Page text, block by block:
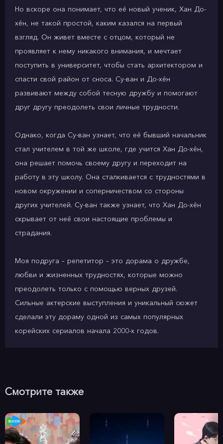
Но вскоре она понимает, что её новый ученик, Хан До-
хён, не такой простой, каким казался на первый
взгляд. Он живет вместе с отцом, который не
проявляет к нему никакого внимания, и мечтает
поступить в университет, чтобы стать архитектором и
спасти свой район от сноса. Су-ван и До-хён
развивают между собой тесную дружбу и помогают
друг другу преодолеть свои личные трудности.
Однако, когда Су-ван узнает, что её бывший начальник
стал учителем в той же школе, где учится Хан До-хён,
она решает помочь своему другу и переходит на
работу в эту школу. Она сталкивается с трудностями в
новом окружении и соперничеством со стороны
других учителей. Су-ван также узнает, что Хан До-хён
скрывает от неё свои настоящие проблемы и
страдания.
Моя подруга – репетитор – это дорама о дружбе,
любви и жизненных трудностях, которые можно
преодолеть только с помощью верных друзей.
Сильные актерские выступления и уникальный сюжет
сделали эту дораму одной из самых популярных
корейских сериалов начала 2000-х годов.
Смотрите также